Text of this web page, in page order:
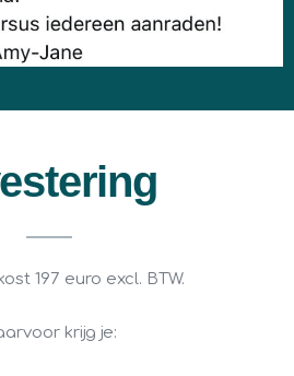
197 euro excl. BTW.
krijg je: